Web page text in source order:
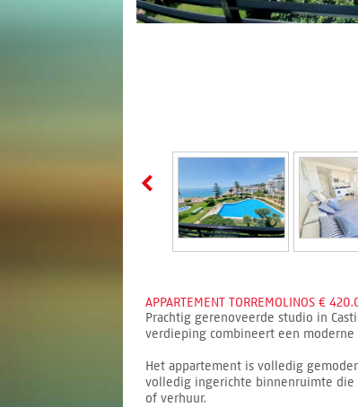
APPARTEMENT TORREMOLINOS €
Prachtig gerenoveerde studio in
verdieping combineert een
Het appartement is volledig
volledig ingerichte binnenruimte die
of verhuur.